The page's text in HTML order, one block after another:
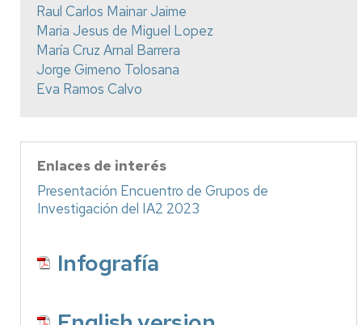
Raul Carlos Mainar Jaime
Maria Jesus de Miguel Lopez
María Cruz Arnal Barrera
Jorge Gimeno Tolosana
Eva Ramos Calvo
Enlaces de interés
Presentación Encuentro de Grupos de
Investigación del IA2 2023
Infografía